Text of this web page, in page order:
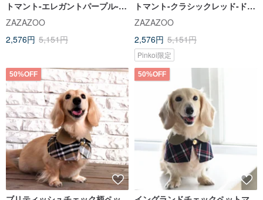
トマント-エレガントパープル-ド
ッグ【ZAZAZOO】
ZAZAZOO
2,576円 5,151円
トマント-クラシックレッド-ドッ
グ【ZAZAZOO】
ZAZAZOO
2,576円 5,151円
Pinkoi限定
50%OFF 50%OFF